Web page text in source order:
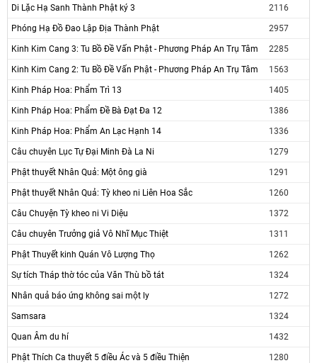
Di Lặc Hạ Sanh Thành Phật ký 3 2116
Phóng Hạ Đồ Đao Lập Địa Thành Phật 2957
Kinh Kim Cang 3: Tu Bồ Đề Vấn Phật - Phương Pháp An Trụ Tâm 2285
Kinh Kim Cang 2: Tu Bồ Đề Vấn Phật - Phương Pháp An Trụ Tâm 1563
Kinh Pháp Hoa: Phẩm Trì 13 1405
Kinh Pháp Hoa: Phẩm Đề Bà Đạt Đa 12 1386
Kinh Pháp Hoa: Phẩm An Lạc Hạnh 14 1336
Câu chuyên Lục Tự Đại Minh Đà La Ni 1279
Phật thuyết Nhân Quả: Một ông già 1291
Phật thuyết Nhân Quả: Tỳ kheo ni Liên Hoa Sắc 1260
Câu Chuyện Tỳ kheo ni Vi Diệu 1372
Câu chuyên Trưởng giả Vô Nhĩ Mục Thiệt 1311
Phật Thuyết kinh Quán Vô Lượng Thọ 1262
Sự tích Tháp thờ tóc của Văn Thù bồ tát 1324
Nhân quả báo ứng không sai một ly 1272
Samsara 1324
Quan Âm du hí 1432
Phật Thích Ca thuyết 5 điều Ác và 5 điều Thiện 1280